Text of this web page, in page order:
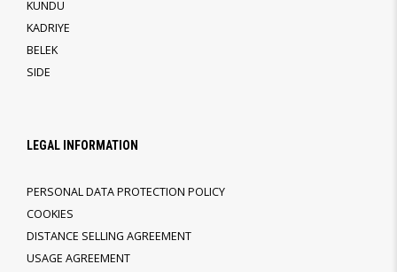
KUNDU
KADRIYE
BELEK
SIDE
LEGAL INFORMATION
PERSONAL DATA PROTECTION POLICY
COOKIES
DISTANCE SELLING AGREEMENT
USAGE AGREEMENT